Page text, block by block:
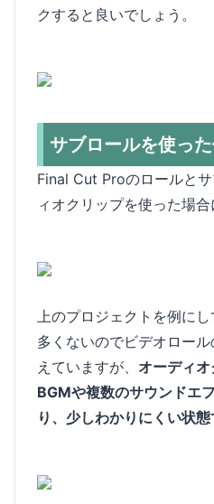
クすると良いでしょう。
サブロールを使った
Final Cut Proのロールと
ィオクリップを使った場合
上のプロジェクトを例に
多くないのでビデオロー
えていますが、 オーディ
BGMや複数のサウンドエ
り、少しわかりにくい状態